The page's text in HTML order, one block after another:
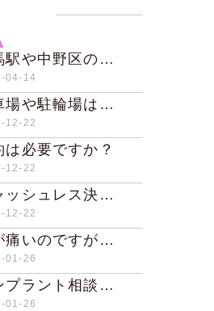
練馬駅や中野区の他のエリアから通院されている方はいますか？
04-14
駐車場や駐輪場はありますか？
12-22
は必要ですか？
12-22
キャッシュレス決済は可能ですか？
12-22
歯が痛いのですが、予約なしでも受診できますか？
01-26
インプラント相談の料金はかかりますか？
01-26